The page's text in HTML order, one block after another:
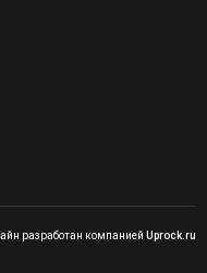
разработан компанией Uprock.ru